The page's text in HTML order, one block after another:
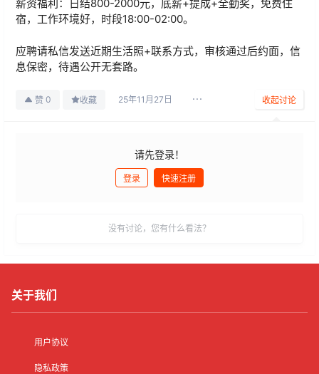
薪资福利：日结800-2000元，底薪+提成+全勤奖，免费住
宿，工作环境好，时段18:00-02:00。
应聘请私信发送近期生活照+联系方式，审核通过后约面，信
息保密，待遇公开无套路。
赞 0 收藏 25年11月27日 收起讨论
请先登录！
登录 快速注册
没有讨论，您有什么看法？
关于我们
用户协议
隐私政策